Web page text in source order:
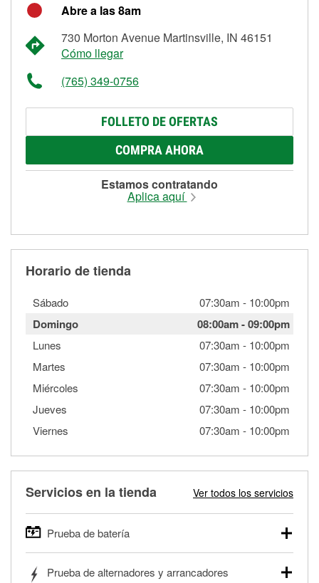
Abre a las 8am
730 Morton Avenue Martinsville, IN 46151
Cómo llegar
(765) 349-0756
FOLLETO DE OFERTAS
COMPRA AHORA
Estamos contratando
Aplica aquí
Horario de tienda
Sábado 07:30am - 10:00pm
Domingo 08:00am-09:00pm
Lunes 07:30am - 10:00pm
Martes
07:30am - 10:00pm
Miércoles
07:30am - 10:00pm
Jueves
07:30am - 10:00pm
Viernes
07:30am - 10:00pm
Servicios en la tienda Ver todos los servicios
Prueba de batería
autos, camionetas, SUVs, vehículos comerciales y
Prueba de alternadores y arrancadores